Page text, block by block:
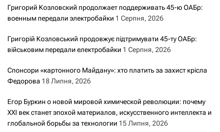
Григорий Козловский продолжает поддерживать 45-ю ОАБр:
военным передали электробайки 1 Серпня, 2026
Григорій Козловський продовжує підтримувати 45-ту ОАБр:
військовим передали електробайки 1 Серпня, 2026
Спонсори «картонного Майдану»: хто платить за захист крісла
Федорова 18 Липня, 2026
Егор Буркин о новой мировой химической революции: почему
XXI век станет эпохой материалов, искусственного интеллекта и
глобальной борьбы за технологии 15 Липня, 2026